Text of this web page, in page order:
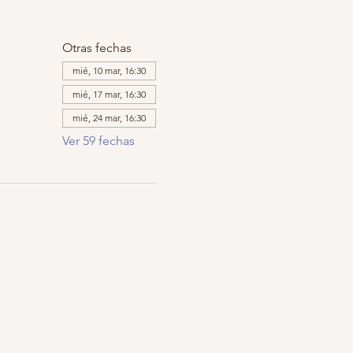
Otras fechas
mié, 10 mar, 16:30
mié, 17 mar, 16:30
mié, 24 mar, 16:30
Ver 59 fechas